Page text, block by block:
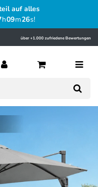
auf alles
h09m25s!
über +1.000 zufriedene Bewertungen